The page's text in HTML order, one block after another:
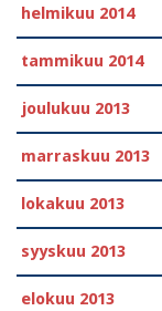
helmikuu 2014
tammikuu 2014
joulukuu 2013
marraskuu 2013
lokakuu 2013
syyskuu 2013
elokuu 2013